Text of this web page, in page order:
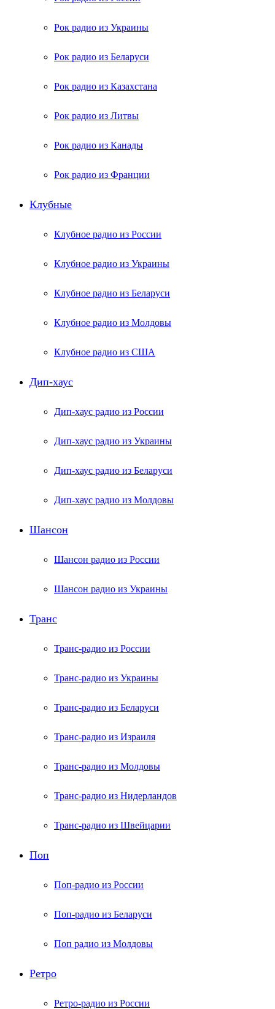
Рок радио из Украины
Рок радио из Беларуси
Рок радио из Казахстана
Рок радио из Литвы
Рок радио из Канады
Рок радио из Франции
Клубные
Клубное радио из России
Клубное радио из Украины
Клубное радио из Беларуси
Клубное радио из Молдовы
Клубное радио из США
Дип-хаус
Дип-хаус радио из России
Дип-хаус радио из Украины
Дип-хаус радио из Беларуси
Дип-хаус радио из Молдовы
Шансон
Шансон радио из России
Шансон радио из Украины
Транс
Транс-радио из России
Транс-радио из Украины
Транс-радио из Беларуси
Транс-радио из Израиля
Транс-радио из Молдовы
Транс-радио из Нидерландов
Транс-радио из Швейцарии
Поп
Поп-радио из России
Поп-радио из Беларуси
Поп радио из Молдовы
Ретро
Ретро-радио из России